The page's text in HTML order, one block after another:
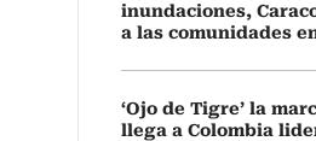
inundaciones,
a las comunidades
‘Ojo de Tigre’ la
llega a Colombia